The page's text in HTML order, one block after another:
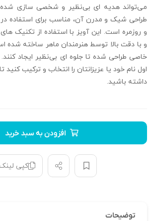
می‌تواند هدیه‌ ای بی‌نظیر و شخصی‌ سازی‌ شده
طراحی شیک و مدرن آن، مناسب برای استفاده
و روزمره است. این آویز با استفاده از تکنیک‌
و با دقت بالا توسط هنرمندان ماهر ساخته شده
خاصی طراحی شده تا جلوه‌ ای بی‌نظیر ایجاد
اول نام خود یا عزیزانتان را انتخاب و ترکیب
داشته باشید.
افزودن به سبد خرید
کپی لینک
توضیحات